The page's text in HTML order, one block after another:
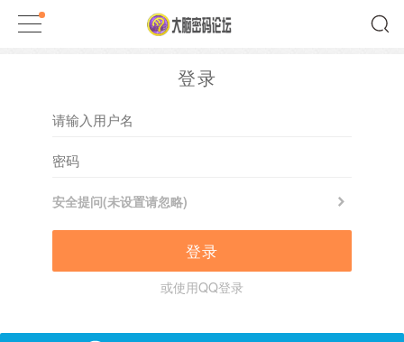
登录
安全提问(未设置请忽略)
登录
或使用QQ登录